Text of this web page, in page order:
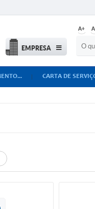
EMPRESA
A+
CARTA DE